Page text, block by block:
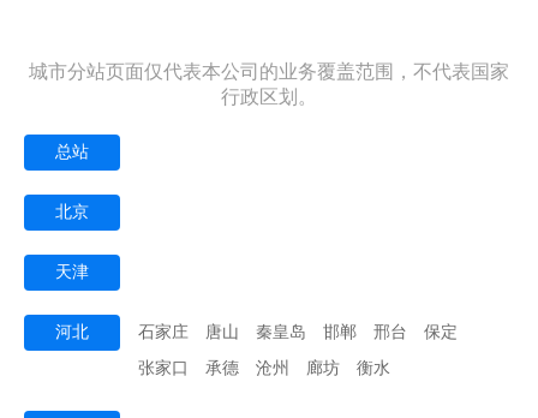
城市分站页面仅代表本公司的业务覆盖范围，不代表国家
行政区划。
总站
北京
天津
河北 石家庄 唐山 秦皇岛 邯郸 邢台
保定
张家口
承德 沧州 廊坊 衡水